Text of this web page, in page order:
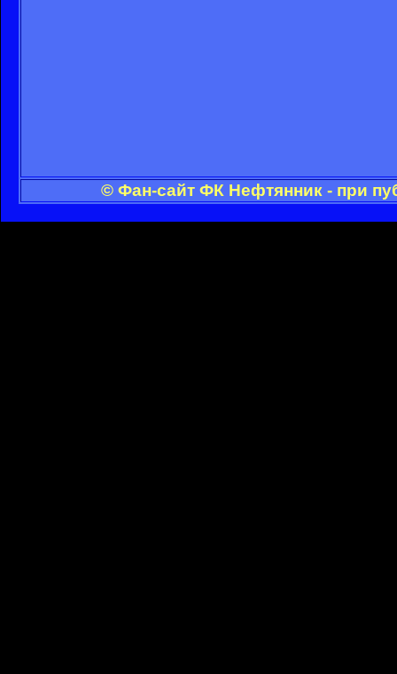
© Фан-сайт ФК Нефтянник - при